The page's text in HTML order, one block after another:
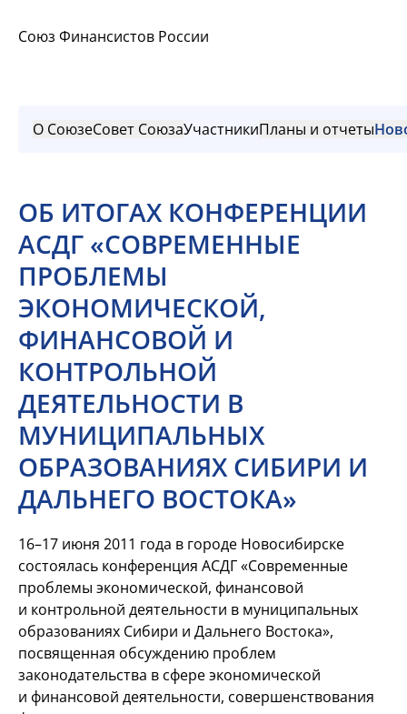
Союз Финансистов России
О СоюзеСовет СоюзаУчастникиПланы и отчеты
ОБ ИТОГАХ КОНФЕРЕНЦИИ
АСДГ «СОВРЕМЕННЫЕ
ПРОБЛЕМЫ
ЭКОНОМИЧЕСКОЙ,
ФИНАНСОВОЙ И
КОНТРОЛЬНОЙ
ДЕЯТЕЛЬНОСТИ В
МУНИЦИПАЛЬНЫХ
ОБРАЗОВАНИЯХ СИБИРИ И
ДАЛЬНЕГО ВОСТОКА»
16–17 июня 2011 года в городе Новосибирске
состоялась конференция АСДГ «Современные
проблемы экономической, финансовой
и контрольной деятельности в муниципальных
образованиях Сибири и Дальнего Востока»,
посвященная обсуждению проблем
законодательства в сфере экономической
и финансовой деятельности, совершенствования